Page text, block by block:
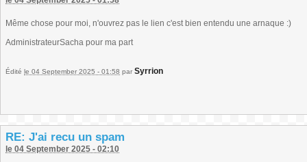
Même chose pour moi, n'ouvrez pas le lien c'est bien entendu une arnaque :)
AdministrateurSacha pour ma part
Édité le 04 September 2025 - 01:58 par Syrrion
RE: J'ai recu un spam
le 04 September 2025 - 02:10